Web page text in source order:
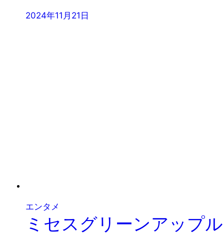
2024年11月21日
エンタメ
ミセスグリーンアップル